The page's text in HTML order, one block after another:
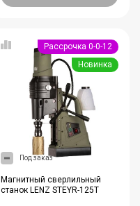
Рассрочка 0-0-12
Новинка
Под заказ
Магнитный сверлильный
станок LENZ STEYR-125T